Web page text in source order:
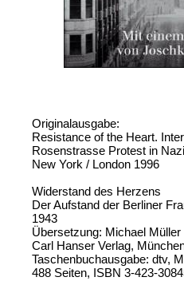
Originalausgabe:
Resistance of the Heart.
Rosenstrasse Protest in
New York / London 1996
Widerstand des Herzens
Der Aufstand der Berliner
1943
Übersetzung: Michael Müller
Carl Hanser Verlag,
Taschenbuchausgabe: dtv,
488 Seiten, ISBN 3-423-